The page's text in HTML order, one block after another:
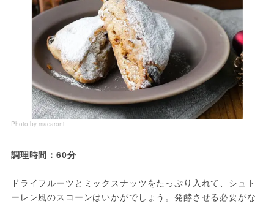
Photo by macaroni
調理時間：60分
ドライフルーツとミックスナッツをたっぷり入れて、シュト
ーレン風のスコーンはいかがでしょう。発酵させる必要がな